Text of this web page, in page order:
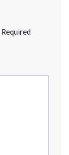
Required